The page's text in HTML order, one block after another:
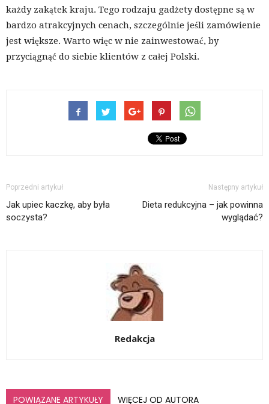
każdy zakątek kraju. Tego rodzaju gadżety dostępne są w
bardzo atrakcyjnych cenach, szczególnie jeśli zamówienie
jest większe. Warto więc w nie zainwestować, by
przyciągnąć do siebie klientów z całej Polski.
Poprzedni artykuł
Jak upiec kaczkę, aby była
soczysta?
Następny artykuł
Dieta redukcyjna – jak powinna
wyglądać?
Redakcja
POWIĄZANE ARTYKUŁY WIĘCEJ OD AUTORA